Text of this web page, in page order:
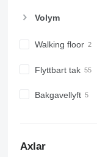
Volym
Walking floor
Flyttbart tak
Bakgavellyft
Axlar